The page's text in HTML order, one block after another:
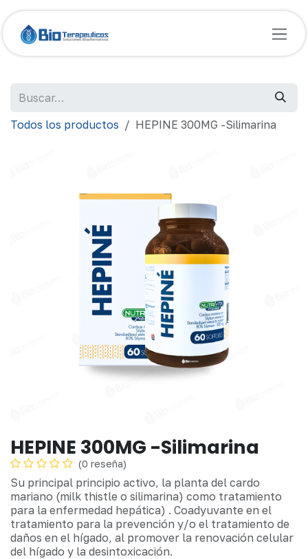
Ir al contenido
Todos los productos HEPINE 300MG -Silimarina
HEPINE 300MG -Silimarina
(0 reseña)
Su principal principio activo, la planta del cardo
mariano (milk thistle o silimarina) como tratamiento
para la enfermedad hepática) . Coadyuvante en el
tratamiento para la prevención y/o el tratamiento de
daños en el hígado, al promover la renovación celular
del hígado y la desintoxicación.